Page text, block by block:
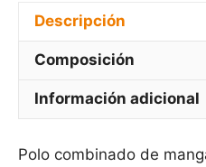
Descripción
Composición
Información adicional
Polo combinado de